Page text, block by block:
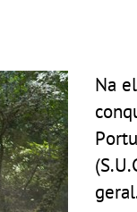
Na